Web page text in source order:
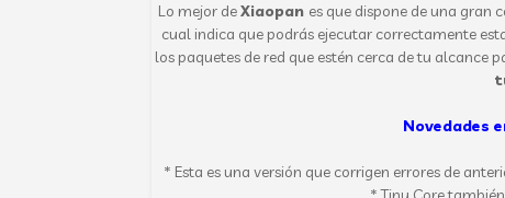
Lo mejor deXiaopan es que dispone de una
cual indica que podrás ejecutar correctamente
los paquetes de red que estén cerca de tu alcance
Novedades
* Esta es una versión que corrigen errores de